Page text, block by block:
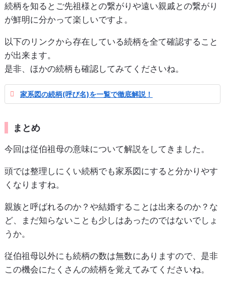
続柄を知るとご先祖様との繋がりや遠い親戚との繋がり
が鮮明に分かって楽しいですよ。
以下のリンクから存在している続柄を全て確認すること
が出来ます。
是非、ほかの続柄も確認してみてくださいね。
家系図の続柄(呼び名)を一覧で徹底解説！
まとめ
今回は従伯祖母の意味について解説をしてきました。
頭では整理しにくい続柄でも家系図にすると分かりやす
くなりますね。
親族と呼ばれるのか？や結婚することは出来るのか？な
ど、まだ知らないことも少しはあったのではないでしょ
うか。
従伯祖母以外にも続柄の数は無数にありますので、是非
この機会にたくさんの続柄を覚えてみてくださいね。